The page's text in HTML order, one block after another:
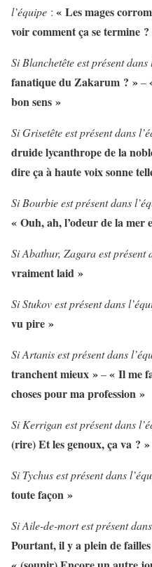
l’équipe : « Les mages
voir comment ça se termine
Si Blanchetête est présent dans
fanatique du Zakarum ? »–
bon sens »
Si Grisetête est présent dans
druide lycanthrope de la
dire ça à haute voix sonne
Si Bourbie est présent dans
« Ouh, ah, l’odeur de la mer
Si Abathur, Zagara est présent
vraiment laid »
Si Stukov est présent dans
vu pire »
Si Artanis est présent dans
tranchent mieux »–« Il me
choses pour ma profession »
Si Kerrigan est présent dans
(rire) Et les genoux, ça va ? »
Si Tychus est présent dans
toute façon »
Si Aile-de-mort est présent
Pourtant, il y a plein de